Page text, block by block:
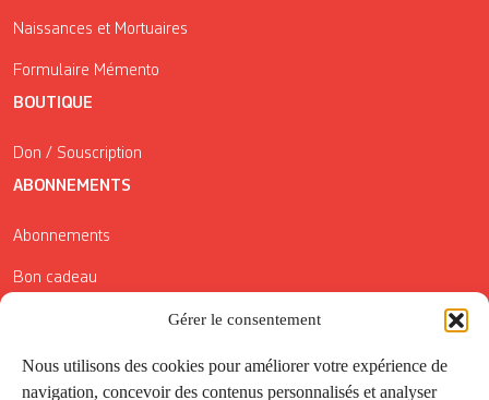
Gérer le consentement
Nous utilisons des cookies pour améliorer votre expérience de
navigation, concevoir des contenus personnalisés et analyser
Naissances et Mortuaires
Formulaire Mémento
BOUTIQUE
Don / Souscription
ABONNEMENTS
Abonnements
Bon cadeau
Conditions générales de vente
Réductions de la Carte Côté Courrier